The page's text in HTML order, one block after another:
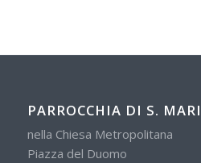
PARROCCHIA DI S.
nella Chiesa Metropolitana
Piazza del Duomo